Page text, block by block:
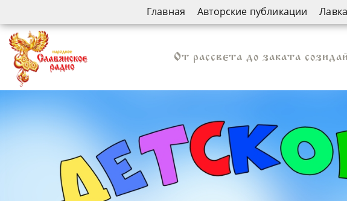
Главная Авторские публикации Лавка
От рассвета до заката